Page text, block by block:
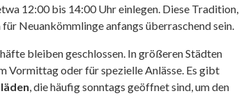
12:00 bis 14:00 Uhr einlegen. Diese Tradition,
Neuankömmlinge anfangs überraschend sein.
bleiben geschlossen. In größeren Städten
Vormittag oder für spezielle Anlässe. Es gibt
, die häufig sonntags geöffnet sind, um den